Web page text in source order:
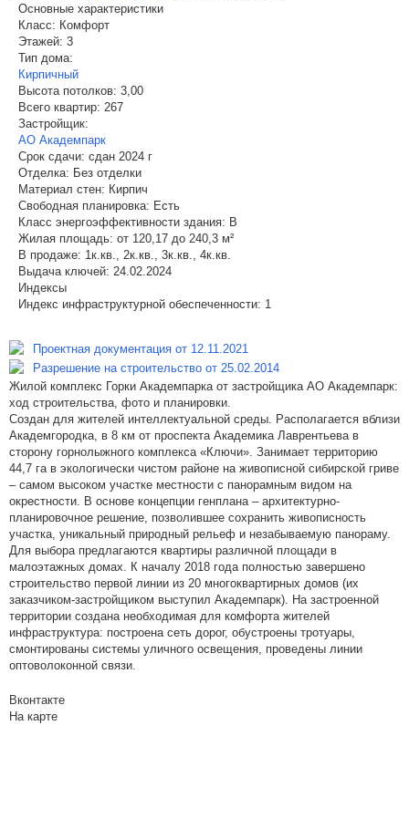
Основные характеристики
Класс: Комфорт
Этажей: 3
Тип дома:
Кирпичный
Высота потолков: 3,00
Всего квартир: 267
Застройщик:
АО Академпарк
Срок сдачи: сдан 2024 г
Отделка: Без отделки
Материал стен: Кирпич
Свободная планировка: Есть
Класс энергоэффективности здания: B
Жилая площадь: от 120,17 до 240,3 м²
В продаже: 1к.кв., 2к.кв., 3к.кв., 4к.кв.
Выдача ключей: 24.02.2024
Индексы
Индекс инфраструктурной обеспеченности: 1
Проектная документация от 12.11.2021
Разрешение на строительство от 25.02.2014
Жилой комплекс Горки Академпарка от застройщика АО Академпарк:
ход строительства, фото и планировки.
Cоздан для жителей интеллектуальной среды. Располагается вблизи
Академгородка, в 8 км от проспекта Академика Лаврентьева в
сторону горнолыжного комплекса «Ключи». Занимает территорию
44,7 га в экологически чистом районе на живописной сибирской гриве
– самом высоком участке местности с панорамным видом на
окрестности. В основе концепции генплана – архитектурно-
планировочное решение, позволившее сохранить живописность
участка, уникальный природный рельеф и незабываемую панораму.
Для выбора предлагаются квартиры различной площади в
малоэтажных домах. К началу 2018 года полностью завершено
строительство первой линии из 20 многоквартирных домов (их
заказчиком-застройщиком выступил Академпарк). На застроенной
территории создана необходимая для комфорта жителей
инфраструктура: построена сеть дорог, обустроены тротуары,
смонтированы системы уличного освещения, проведены линии
оптоволоконной связи.
Вконтакте
На карте